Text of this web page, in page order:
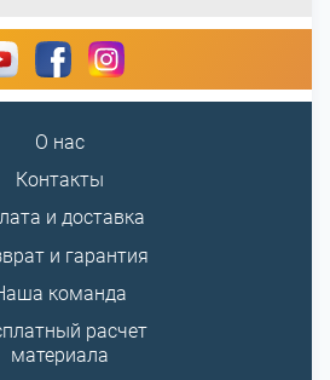
О нас
Контакты
и доставка
и гарантия
команда
расчет
материала